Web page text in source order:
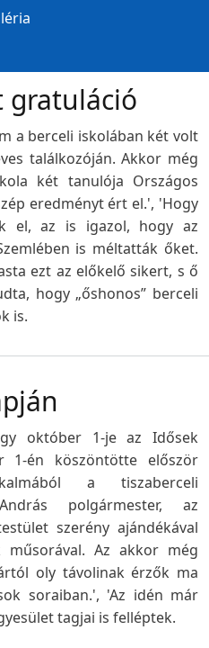
gratuláció
a berceli iskolában két volt
találkozóján. Akkor még
két tanulója Országos
eredményt ért el.', 'Hogy
el, az is igazol, hogy az
is méltatták őket.
ezt az előkelő sikert, s ő
hogy „őshonos” berceli
is.
október 1-je az Idősek
1-én köszöntötte először
a tiszaberceli
polgármester, az
szerény ajándékával
műsorával. Az akkor még
oly távolinak érzők ma
soraiban.', 'Az idén már
tagjai is felléptek.